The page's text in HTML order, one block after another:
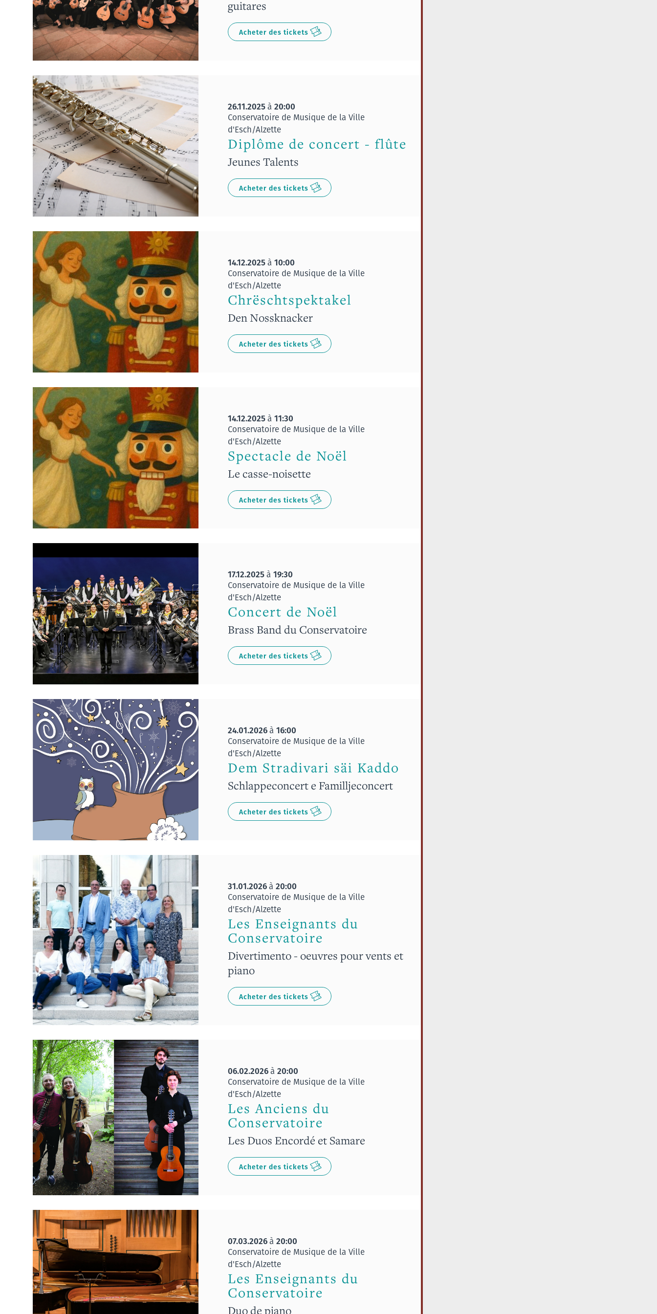
guitares
Acheter des tickets
26.11.2025à 20:00
Conservatoire de Musique de la Ville
d'Esch/Alzette
Diplôme de concert - flûte
Jeunes Talents
Acheter des tickets
14.12.2025à 10:00
Conservatoire de Musique de la Ville
d'Esch/Alzette
Chrëschtspektakel
Den Nossknacker
Acheter des tickets
14.12.2025à 11:30
Conservatoire de Musique de la Ville
d'Esch/Alzette
Spectacle de Noël
Le casse-noisette
Acheter des tickets
17.12.2025à 19:30
Conservatoire de Musique de la Ville
d'Esch/Alzette
Concert de Noël
Brass Band du Conservatoire
Acheter des tickets
24.01.2026à 16:00
Conservatoire de Musique de la Ville
d'Esch/Alzette
Dem Stradivari säi Kaddo
Schlappeconcert e Familljeconcert
Acheter des tickets
31.01.2026à 20:00
Conservatoire de Musique de la Ville
d'Esch/Alzette
Les Enseignants du
Conservatoire
Divertimento - oeuvres pour vents et
piano
Acheter des tickets
06.02.2026à 20:00
Conservatoire de Musique de la Ville
d'Esch/Alzette
Les Anciens du
Conservatoire
Les Duos Encordé et Samare
Acheter des tickets
07.03.2026à 20:00
Conservatoire de Musique de la Ville
d'Esch/Alzette
Les Enseignants du
Conservatoire
Duo de piano